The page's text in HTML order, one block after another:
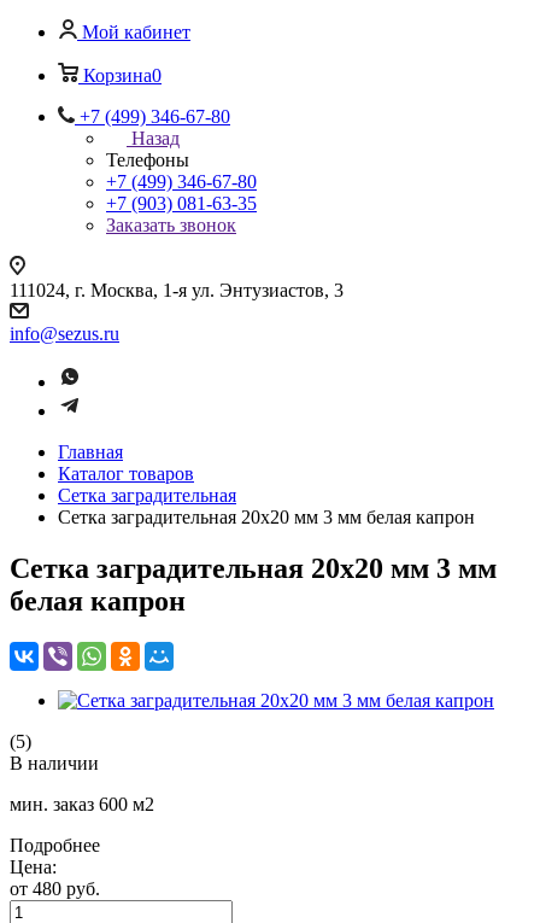
Мой кабинет
Корзина0
+7 (499) 346-67-80
Назад
Телефоны
+7 (499) 346-67-80
+7 (903) 081-63-35
Заказать звонок
111024, г. Москва, 1-я ул. Энтузиастов, 3
info@sezus.ru
Главная
Каталог товаров
Сетка заградительная
Сетка заградительная 20х20 мм 3 мм белая капрон
Сетка заградительная 20х20 мм 3 мм
белая капрон
(5)
В наличии
мин. заказ 600 м2
Подробнее
Цена:
от 480 руб.